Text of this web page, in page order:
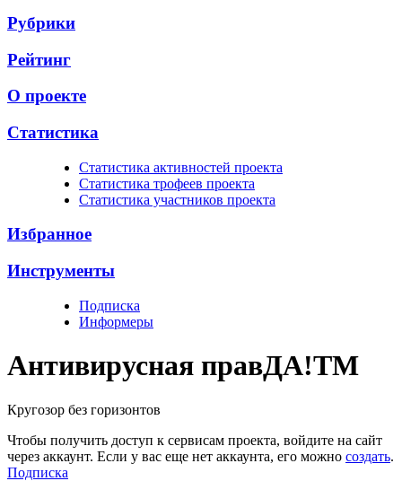
Рубрики
Рейтинг
О проекте
Статистика
Cтатистика активностей проекта
Cтатистика трофеев проекта
Cтатистика участников проекта
Избранное
Инструменты
Подписка
Информеры
Антивирусная правДА!TM
Кругозор без горизонтов
Чтобы получить доступ к сервисам проекта, войдите на сайт
через аккаунт. Если у вас еще нет аккаунта, его можно создать.
Подписка